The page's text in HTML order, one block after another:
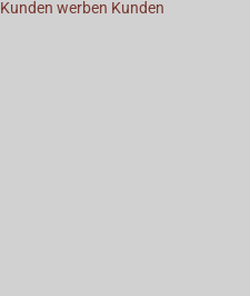
Kunden werben Kunden